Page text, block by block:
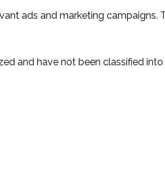
ads and marketing
and have not been classified